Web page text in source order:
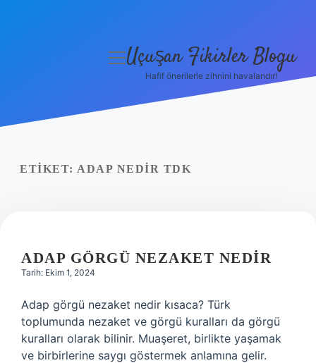
Yasal Uyarı
menüyü
Uçuşan Fikirler Blogu
Hafif önerilerle zihnini havalandır!
ETIKET: ADAP NEDIR TDK
ADAP GÖRGÜ NEZAKET NEDIR
Tarih: Ekim 1, 2024
Adap görgü nezaket nedir kısaca? Türk
toplumunda nezaket ve görgü kuralları da görgü
kuralları olarak bilinir. Muaşeret, birlikte yaşamak
ve birbirlerine saygı göstermek anlamına gelir.